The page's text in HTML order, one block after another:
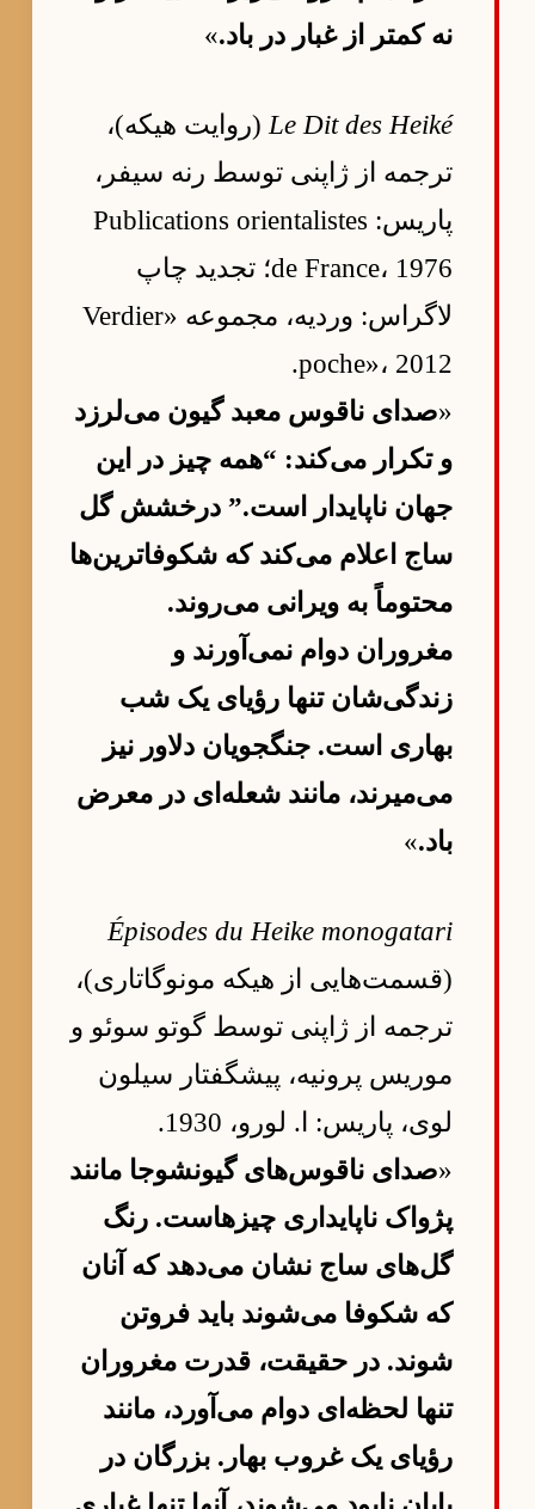
نه کمتر از غبار در باد.»
Le Dit des Heiké (روایت هیکه)،
ترجمه از ژاپنی توسط رنه سیفر،
پاریس: Publications orientalistes
de France، 1976؛ تجدید چاپ
لاگراس: وردیه، مجموعه «Verdier
poche»، 2012.
«صدای ناقوس معبد گیون می‌لرزد
و تکرار می‌کند: “همه چیز در این
جهان ناپایدار است.” درخشش گل
ساج اعلام می‌کند که شکوفاترین‌ها
محتوماً به ویرانی می‌روند.
مغروران دوام نمی‌آورند و
زندگی‌شان تنها رؤیای یک شب
بهاری است. جنگجویان دلاور نیز
می‌میرند، مانند شعله‌ای در معرض
باد.»
Épisodes du Heike monogatari
(قسمت‌هایی از هیکه مونوگاتاری)،
ترجمه از ژاپنی توسط گوتو سوئو و
موریس پرونیه، پیشگفتار سیلون
لوی، پاریس: ا. لورو، 1930.
«صدای ناقوس‌های گیونشوجا مانند
پژواک ناپایداری چیزهاست. رنگ
گل‌های ساج نشان می‌دهد که آنان
که شکوفا می‌شوند باید فروتن
شوند. در حقیقت، قدرت مغروران
تنها لحظه‌ای دوام می‌آورد، مانند
رؤیای یک غروب بهار. بزرگان در